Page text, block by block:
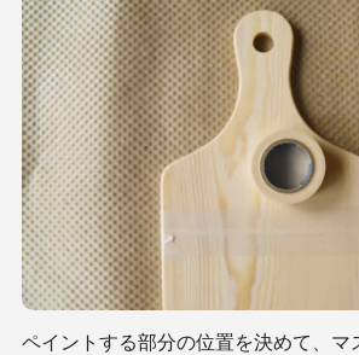
ペイントする部分の位置を決めて、マ